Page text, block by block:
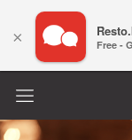
× Free -